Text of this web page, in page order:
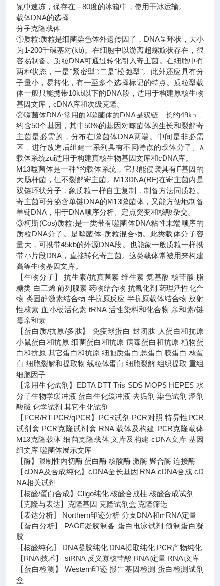
氮中速冻，保存在－80度的冰箱中，使用干冰运输。
载体DNA的选择
分子克隆载体
①质粒:质粒是细菌染色体外遗传因子，DNA呈环状，大小
为1-200千碱基对(kb)。在细胞中以游离超螺旋状存在，很
容易制备。质粒DNA可通过转化引入寄主菌。在细胞中有
两种状态，一是"紧密型";二是"松弛型"。此外还应具有分
子量小，易转化，有一至多个选择标记的特点。质粒型载
体一般只能携带10kb以下的DNA段，适用于构建原核生物
基因文库，cDNA库和次级克隆。
②噬菌体DNA:常用的λ噬菌体的DNA是双链，长约49kb，
约含50个基因，其中50%的基因对噬菌体的生长和裂解寄
主菌是必需的，分布在噬菌体DNA两端。中间是非必需
区，进行改造后组建一系列具有不同特点的载体分子。λ
载体系统zui适用于构建真核生物基因文库和cDNA库。
M13噬菌体是一种*的载体系统，它只能侵袭具有F基因的
大肠杆菌，但不裂解寄主菌。M13DNA(RF)在寄主菌内是
双链环状分子，象质粒一样自主复制，制备方法同质粒。
寄主菌可分泌含单链DNA的M13噬菌体，又能方便地制备
单链DNA，用于DNA顺序分析、定点突变和核酸杂交。
③柯斯(Cos)质粒:是一类带有噬菌体DNA粘性末端顺序的
质粒DNA分子。是噬菌体-质粒混合物。此类载体分子容
量大，可携带45kb的外源DNA段。也能象一般质粒一样携
带小片段DNA，直接转化寄主菌。这类载体常被用来构建
高等生物基因文库。
【生物分子】 抗生素/抗真菌素 维生素 氨基酸 核苷酸 脂
糖类 白三烯 前列腺素 药物结合物 抗氧化剂 药理活性化合
物 类固醇激素结合物 半抗原反应 半抗原载体结合物 放射
性核素 血小板活化素 tRNA 活性染料和化合物 亲和素/链
霉亲和素
【蛋白质/抗原/多肽】 免疫球蛋白 封闭肽 人蛋白和抗原
小鼠蛋白和抗原 细菌蛋白和抗原 病毒蛋白和抗原 植物蛋
白和抗原 其它蛋白和抗原 细胞质蛋白 总蛋白 膜蛋白 核蛋
白 细胞裂解和提取物 线粒体蛋白 细胞裂解 组织提取 重组
细胞因子
【常用生化试剂】EDTA DTT Tris SDS MOPS HEPES 水
分子生物学缓冲液 蛋白生化缓冲液 去垢剂 染色试剂 溶剂
酸碱 化学试剂 其它生化试剂
【PCR/RT-PCR/qPCR】PCR试剂 PCR对照 特异性PCR
试剂盒 PCR克隆试剂盒 RNA 载体及构建 PCR克隆载体
M13克隆载体 细菌克隆载体 文库及构建 cDNA文库 基因
组文库 噬菌体展示文库
【酶】限制性内切酶 蛋白酶 核酸酶 激酶 聚合酶 连接酶
【cDNA及合成纯化】cDNA全长基因 RNA cDNA合成 cD
NA相关试剂
【核酸/蛋白合成】Oligo纯化 核酸合成柱 核酸合成试剂
【克隆与表达】克隆基因 克隆试剂盒 克隆筛选
【表达分析】 Northern印迹分析 分支DNA和mRNA定量
【蛋白分析】 PAGE凝胶制备 蛋白电泳试剂 预制蛋白凝
胶
【核酸纯化】 DNA凝胶纯化 DNA提取纯化 PCR产物纯化
【RNAi技术】 siRNA 反义寡核苷酸 RNAi定量 RNAi文库
【蛋白检测】 Western印迹 报告基因检测 蛋白检测试剂
盒